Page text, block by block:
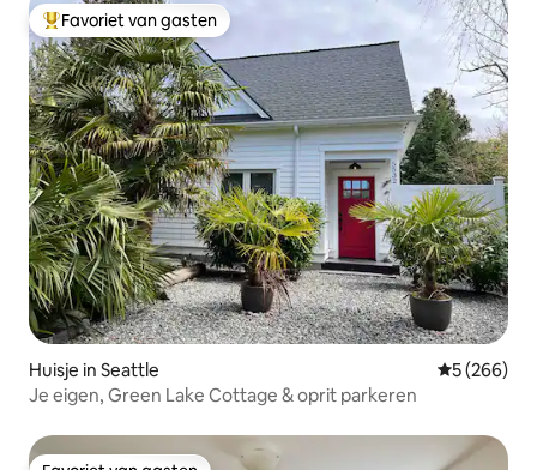
Topfavoriet van gasten
Favoriet van gasten
Huisje in Seattle
5 (266)
Je eigen, Green Lake Cottage & oprit parkeren